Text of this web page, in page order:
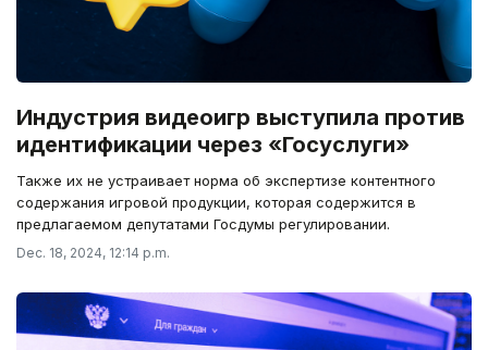
Индустрия видеоигр выступила против
идентификации через «Госуслуги»
Также их не устраивает норма об экспертизе контентного
содержания игровой продукции, которая содержится в
предлагаемом депутатами Госдумы регулировании.
Dec. 18, 2024, 12:14 p.m.